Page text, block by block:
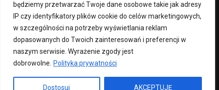
będziemy przetwarzać Twoje dane osobowe takie jak adresy
IP czy identyfikatory plików cookie do celów marketingowych,
w szczególności na potrzeby wyświetlania reklam
dopasowanych do Twoich zainteresowań i preferencji w
naszym serwisie. Wyrażenie zgody jest
dobrowolne.
Polityka prywatności
Dostosuj AKCEPTUJĘ
Kontakt O nas Patronat medialny